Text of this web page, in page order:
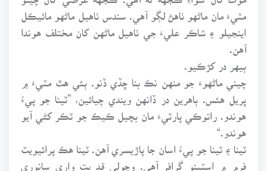
مٽيءَ مان ماڻهو ٺاهڻ لڳو آهي. سندس ٺاهيل ماڻهو مائيڪل
اينجيلو ۽ شاڪر عليءَ جي ٺاهيل ماڻهن کان مختلف هوندا
آهن.
ٻيهر در کڙڪيو.
چيني ماڻهوءَ جو منهن نڪ بنا ڇڏي ڏنو. ٻئي هٿ مٽيءَ ۾
ڀريل هئس. ٻاهرين در ڏانهن ويندي چيائين، ”ٽينا جو پيءُ
هوندو. راتوڪي پارٽيءَ مان بچيل ڪيڪ جو ٽڪر کڻي آيو
هوندو.“
ٽينا ۽ ٽينا جو پيءُ اسان جا پاڙيسري آهن. ٽينا هڪ پرائيويٽ
فرم ۾ اسٽينو گرافر آهي. وچولي قد بت واري سانوري